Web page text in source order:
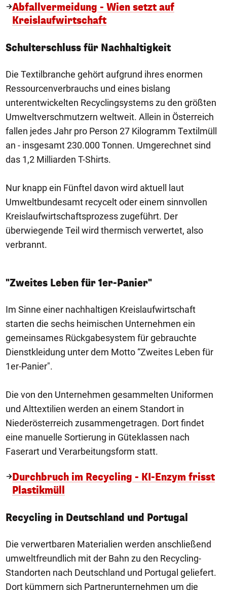
Abfallvermeidung - Wien setzt auf
Kreislaufwirtschaft
Schulterschluss für Nachhaltigkeit
Die Textilbranche gehört aufgrund ihres enormen
Ressourcenverbrauchs und eines bislang
unterentwickelten Recyclingsystems zu den größten
Umweltverschmutzern weltweit. Allein in Österreich
fallen jedes Jahr pro Person 27 Kilogramm Textilmüll
an - insgesamt 230.000 Tonnen. Umgerechnet sind
das 1,2 Milliarden T-Shirts.
Nur knapp ein Fünftel davon wird aktuell laut
Umweltbundesamt recycelt oder einem sinnvollen
Kreislaufwirtschaftsprozess zugeführt. Der
überwiegende Teil wird thermisch verwertet, also
verbrannt.
"Zweites Leben für 1er-Panier"
Im Sinne einer nachhaltigen Kreislaufwirtschaft
starten die sechs heimischen Unternehmen ein
gemeinsames Rückgabesystem für gebrauchte
Dienstkleidung unter dem Motto “Zweites Leben für
1er-Panier".
Die von den Unternehmen gesammelten Uniformen
und Alttextilien werden an einem Standort in
Niederösterreich zusammengetragen. Dort findet
eine manuelle Sortierung in Güteklassen nach
Faserart und Verarbeitungsform statt.
Durchbruch im Recycling - KI-Enzym frisst
Plastikmüll
Recycling in Deutschland und Portugal
Die verwertbaren Materialien werden anschließend
umweltfreundlich mit der Bahn zu den Recycling-
Standorten nach Deutschland und Portugal geliefert.
Dort kümmern sich Partnerunternehmen um die